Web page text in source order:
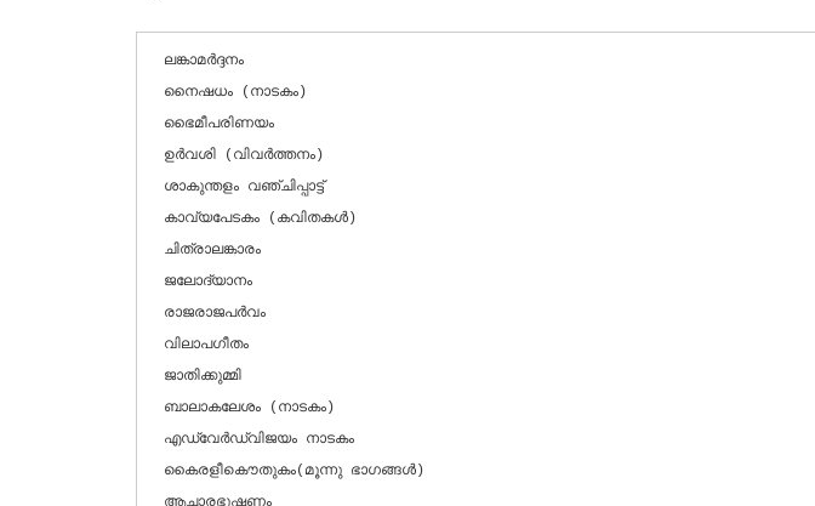
ലങ്കാമര്‍ദ്ദനം
നൈഷധം (നാടകം)
ഭൈമീപരിണയം
ഉര്‍വശി (വിവര്‍ത്തനം)
ശാകുന്തളം വഞ്ചിപ്പാട്ട്
കാവ്യപേടകം (കവിതകള്‍)
ചിത്രാലങ്കാരം
ജലോദ്യാനം
രാജരാജപര്‍വം
വിലാപഗീതം
ജാതിക്കുമ്മി
ബാലാകലേശം (നാടകം)
എഡ്വേര്‍ഡ്‌വിജയം നാടകം
കൈരളീകൌതുകം(മൂന്നു ഭാഗങ്ങള്‍)
ആചാരഭൂഷണം